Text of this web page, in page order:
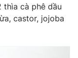
cà phê dầu
castor, jojoba